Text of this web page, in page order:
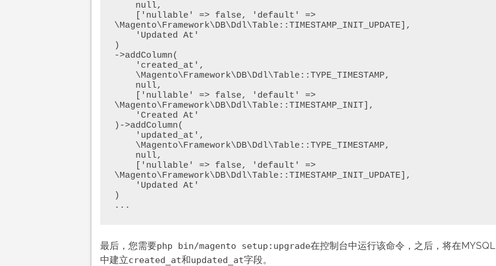
\Magento\Framework\DB\Ddl\Table::TIMESTAMP_INIT_UPDATE],
)
->addColumn(
\Magento\Framework\DB\Ddl\Table::TIMESTAMP_INIT],
)->addColumn(
\Magento\Framework\DB\Ddl\Table::TIMESTAMP_INIT_UPDATE],
)
...
最后，您需要php bin/magento setup:upgrade在控制台中运行该命令，之后，将在MYSQL
中建立created_at和updated_at字段。